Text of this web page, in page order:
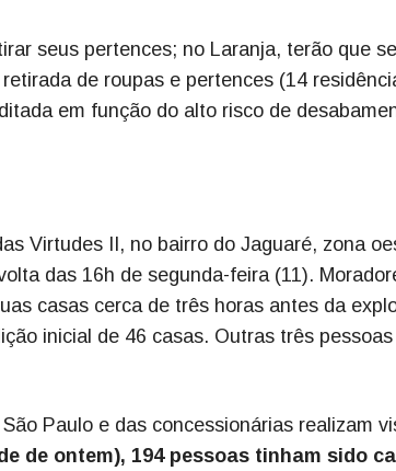
seus pertences; no Laranja, terão que
de roupas e pertences (14
em função do alto risco de
Virtudes II, no bairro do Jaguaré, zona
das 16h de segunda-feira (11).
casas cerca de três horas antes da
inicial de 46 casas. Outras três
Paulo e das concessionárias realizam
de ontem), 194 pessoas tinham sido